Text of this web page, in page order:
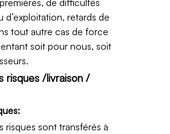
d’exploitation, retards de
tout autre cas de force
soit pour nous, soit
risques /livraison /
risques sont transférés à